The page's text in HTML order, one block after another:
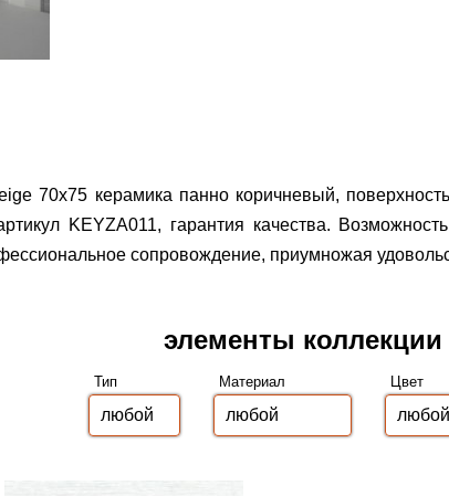
70x75 керамика панно коричневый,
KEYZA011, гарантия качества.
сопровождение, приумножая
элементы коллекции
Тип Материал Цвет